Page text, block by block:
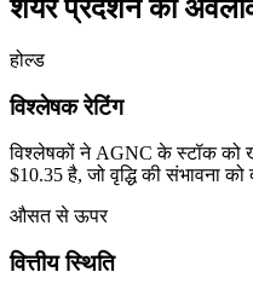
शेयर प्रदर्शन का
होल्ड
विश्लेषक रेटिंग
विश्लेषकों ने AGNC के स्टॉक को
$10.35 है, जो वृद्धि की संभावना को
औसत से ऊपर
वित्तीय स्थिति